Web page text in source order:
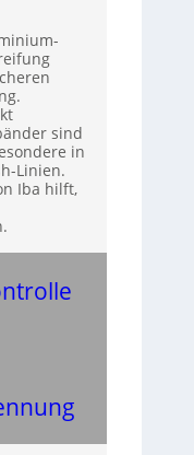
sind
in
Linien.
Iba hilft,